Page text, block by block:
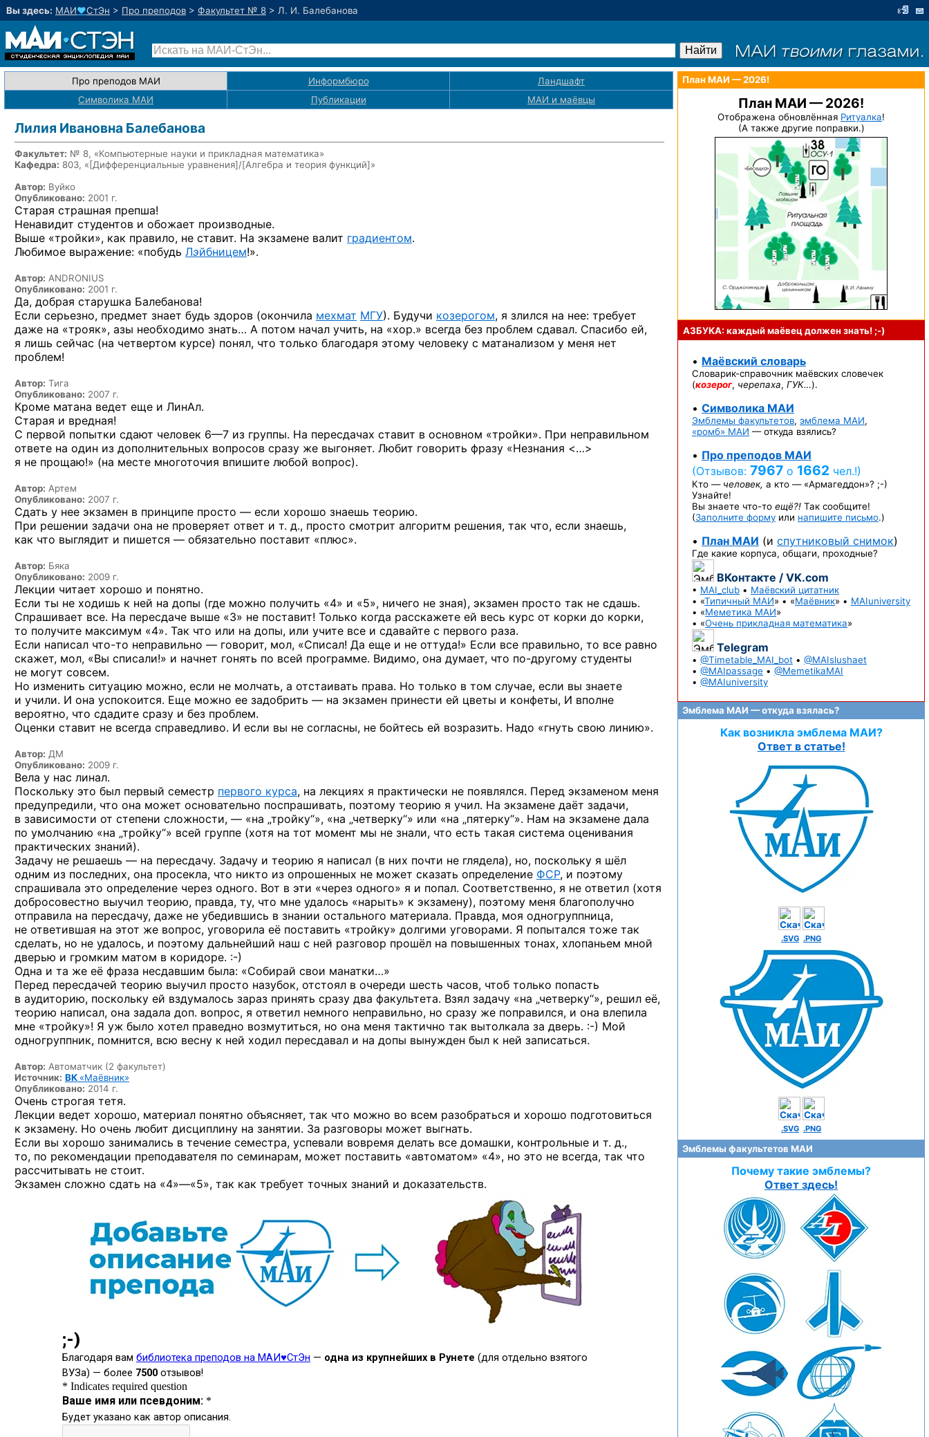
Вы здесь: МАИ♥СтЭн > Про преподов > Факультет № 8 > Л. И. Балебанова
Про преподов МАИ Информбюро
Ландшафт
Символика МАИ
Публикации МАИ и маёвцы
Лилия Ивановна Балебанова
Факультет: № 8, «Компьютерные науки и прикладная математика»
Кафедра: 803, «[Дифференциальные уравнения]/[Алгебра и теория функций]»
Автор: Вуйко
Опубликовано: 2001 г.
Старая страшная препша!
Ненавидит студентов и обожает производные.
Выше «тройки», как правило, не ставит. На экзамене валит градиентом.
Любимое выражение: «побудь Лэйбницем!».
Автор: ANDRONIUS
Опубликовано: 2001 г.
Да, добрая старушка Балебанова!
Если серьезно, предмет знает будь здоров (окончила мехмат МГУ). Будучи козерогом, я злился на нее: требует
даже на «трояк», азы необходимо знать… А потом начал учить, на «хор.» всегда без проблем сдавал. Спасибо ей,
я лишь сейчас (на четвертом курсе) понял, что только благодаря этому человеку с матанализом у меня нет
проблем!
Автор: Тига
Опубликовано: 2007 г.
Кроме матана ведет еще и ЛинАл.
Старая и вредная!
С первой попытки сдают человек 6—7 из группы. На пересдачах ставит в основном «тройки». При неправильном
ответе на один из дополнительных вопросов сразу же выгоняет. Любит говорить фразу «Незнания <…>
я не прощаю!» (на месте многоточия впишите любой вопрос).
Автор: Артем
Опубликовано: 2007 г.
Сдать у нее экзамен в принципе просто — если хорошо знаешь теорию.
При решении задачи она не проверяет ответ и т. д., просто смотрит алгоритм решения, так что, если знаешь,
как что выглядит и пишется — обязательно поставит «плюс».
Автор: Бяка
Опубликовано: 2009 г.
Лекции читает хорошо и понятно.
Если ты не ходишь к ней на допы (где можно получить «4» и «5», ничего не зная), экзамен просто так не сдашь.
Спрашивает все. На пересдаче выше «3» не поставит! Только когда расскажете ей весь курс от корки до корки,
то получите максимум «4». Так что или на допы, или учите все и сдавайте с первого раза.
Если написал что-то неправильно — говорит, мол, «Списал! Да еще и не оттуда!» Если все правильно, то все равно
скажет, мол, «Вы списали!» и начнет гонять по всей программе. Видимо, она думает, что по-другому студенты
не могут совсем.
Но изменить ситуацию можно, если не молчать, а отстаивать права. Но только в том случае, если вы знаете
и учили. И она успокоится. Еще можно ее задобрить — на экзамен принести ей цветы и конфеты, И вполне
вероятно, что сдадите сразу и без проблем.
Оценки ставит не всегда справедливо. И если вы не согласны, не бойтесь ей возразить. Надо «гнуть свою линию».
Автор: ДМ
Опубликовано: 2009 г.
Вела у нас линал.
Поскольку это был первый семестр первого курса, на лекциях я практически не появлялся. Перед экзаменом меня
предупредили, что она может основательно поспрашивать, поэтому теорию я учил. На экзамене даёт задачи,
в зависимости от степени сложности, — «на „тройку“», «на „четверку“» или «на „пятерку“». Нам на экзамене дала
по умолчанию «на „тройку“» всей группе (хотя на тот момент мы не знали, что есть такая система оценивания
практических знаний).
Задачу не решаешь — на пересдачу. Задачу и теорию я написал (в них почти не глядела), но, поскольку я шёл
одним из последних, она просекла, что никто из опрошенных не может сказать определение ФСР, и поэтому
спрашивала это определение через одного. Вот в эти «через одного» я и попал. Соответственно, я не ответил (хотя
добросовестно выучил теорию, правда, ту, что мне удалось «нарыть» к экзамену), поэтому меня благополучно
отправила на пересдачу, даже не убедившись в знании остального материала. Правда, моя одногруппница,
не ответившая на этот же вопрос, уговорила её поставить «тройку» долгими уговорами. Я попытался тоже так
сделать, но не удалось, и поэтому дальнейший наш с ней разговор прошёл на повышенных тонах, хлопаньем мной
дверью и громким матом в коридоре. :-)
Одна и та же её фраза несдавшим была: «Собирай свои манатки…»
Перед пересдачей теорию выучил просто назубок, отстоял в очереди шесть часов, чтоб только попасть
в аудиторию, поскольку ей вздумалось зараз принять сразу два факультета. Взял задачу «на „четверку“», решил её,
теорию написал, она задала доп. вопрос, я ответил немного неправильно, но сразу же поправился, и она влепила
мне «тройку»! Я уж было хотел праведно возмутиться, но она меня тактично так вытолкала за дверь. :-) Мой
одногруппник, помнится, всю весну к ней ходил пересдавал и на допы вынужден был к ней записаться.
Автор: Автоматчик (2 факультет)
Источник: ВК «Маёвник»
Опубликовано: 2014 г.
Очень строгая тетя.
Лекции ведет хорошо, материал понятно объясняет, так что можно во всем разобраться и хорошо подготовиться
к экзамену. Но очень любит дисциплину на занятии. За разговоры может выгнать.
Если вы хорошо занимались в течение семестра, успевали вовремя делать все домашки, контрольные и т. д.,
то, по рекомендации преподавателя по семинарам, может поставить «автоматом» «4», но это не всегда, так что
рассчитывать не стоит.
Экзамен сложно сдать на «4»—«5», так как требует точных знаний и доказательств.
План МАИ — 2026!
План МАИ — 2026!
Отображена обновлённая Ритуалка!
(А также другие поправки.)
АЗБУКА: каждый маёвец должензнать! ;-)
• Маёвский словарь
Словарик-справочник маёвских словечек
(козерог, черепаха, ГУК…).
• Символика МАИ
Эмблемы факультетов, эмблема МАИ,
«ромб» МАИ — откуда взялись?
• Про преподов МАИ
(Отзывов: 7967 о 1662 чел.!)
Кто — человек, а кто — «Армагеддон»? ;-)
Узнайте!
Вы знаете что-то ещё?! Так сообщите!
(Заполните форму или напишите письмо.)
• План МАИ (и спутниковый снимок)
Где какие корпуса, общаги, проходные?
ВКонтакте / VK.com
• MAI_club • Маёвский цитатник
• «Типичный МАИ» • «Маёвник» • MAIuniversity
• «Меметика МАИ»
• «Очень прикладная математика»
Telegram
• @Timetable_MAI_bot • @MAIslushaet
• @MAIpassage • @MemetikaMAI
• @MAIuniversity
Эмблема МАИ — откуда взялась?
Как возникла эмблема МАИ?
Ответ в статье!
.SVG .PNG
.SVG .PNG
Эмблемы факультетов МАИ
Почему такие эмблемы?
Ответ здесь!